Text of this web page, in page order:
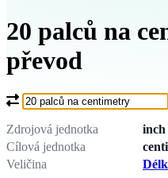
20 palců na
převod
Co chcete převést?
Zdrojová jednotka
inch
Cílová jednotka
Veličina